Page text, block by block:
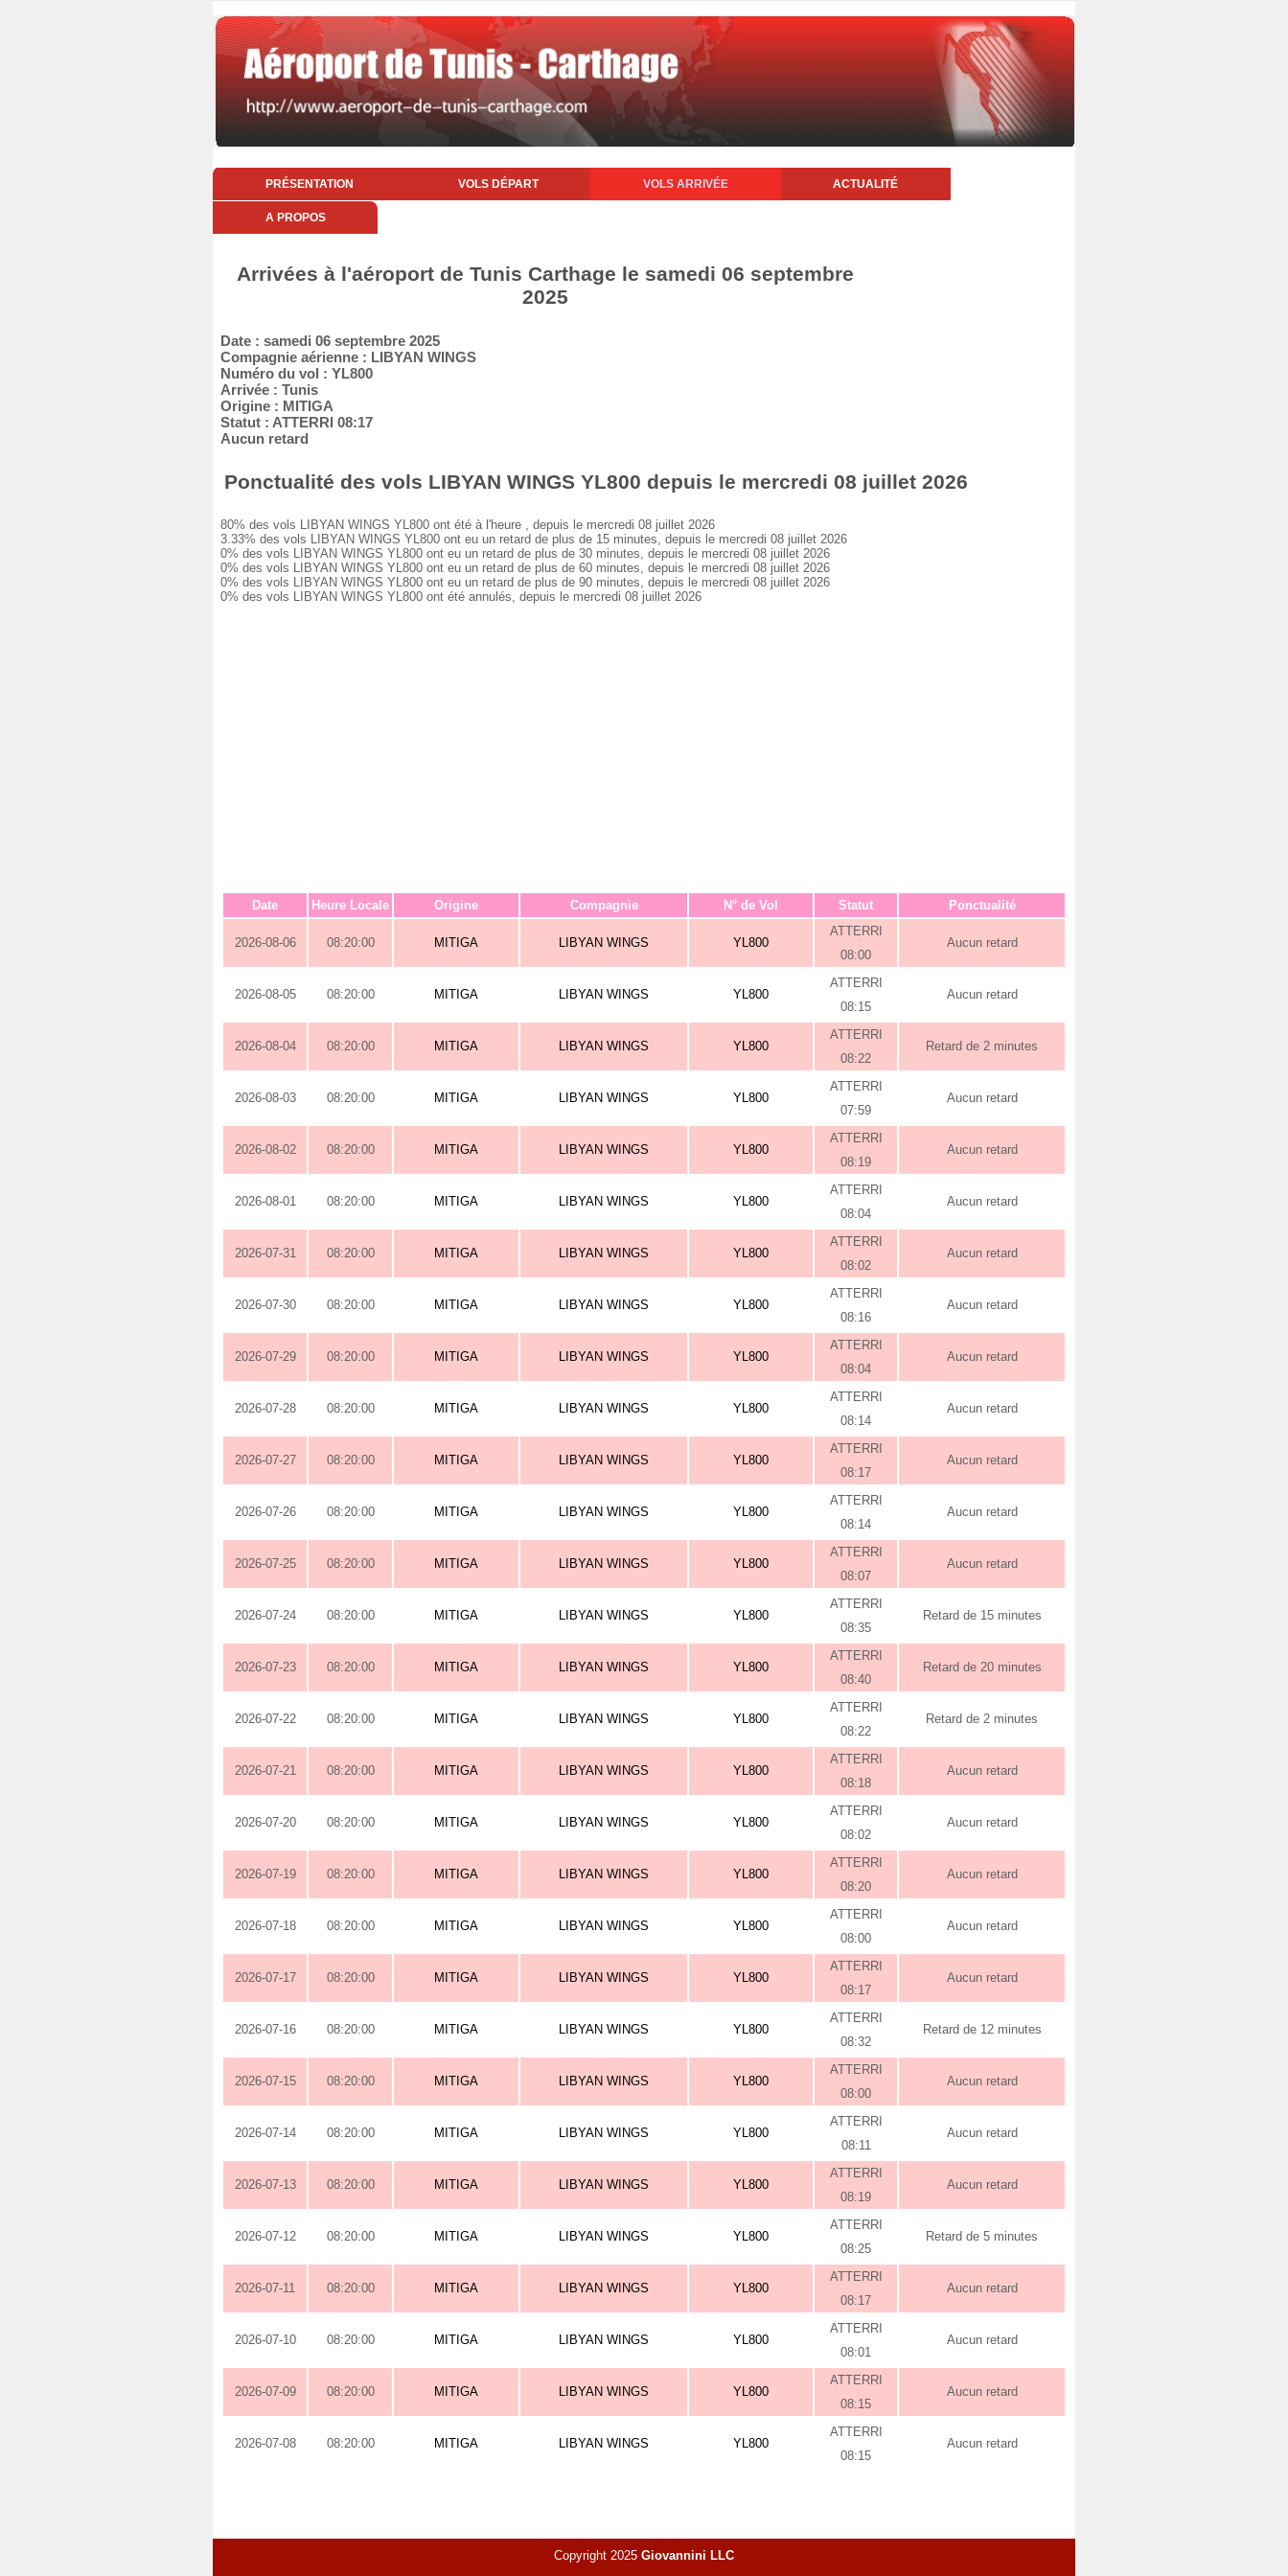
PRÉSENTATION VOLS DÉPART VOLS ARRIVÉE ACTUALITÉ
A PROPOS
Arrivées à l'aéroport de Tunis Carthage le samedi 06 septembre
2025
Date : samedi 06 septembre 2025
Compagnie aérienne : LIBYAN WINGS
Numéro du vol : YL800
Arrivée : Tunis
Origine : MITIGA
Statut : ATTERRI 08:17
Aucun retard
Ponctualité des vols LIBYAN WINGS YL800 depuis le mercredi 08 juillet 2026
80% des vols LIBYAN WINGS YL800 ont été à l'heure , depuis le mercredi 08 juillet 2026
3.33% des vols LIBYAN WINGS YL800 ont eu un retard de plus de 15 minutes, depuis le mercredi 08 juillet 2026
0% des vols LIBYAN WINGS YL800 ont eu un retard de plus de 30 minutes, depuis le mercredi 08 juillet 2026
0% des vols LIBYAN WINGS YL800 ont eu un retard de plus de 60 minutes, depuis le mercredi 08 juillet 2026
0% des vols LIBYAN WINGS YL800 ont eu un retard de plus de 90 minutes, depuis le mercredi 08 juillet 2026
0% des vols LIBYAN WINGS YL800 ont été annulés, depuis le mercredi 08 juillet 2026
Date Heure Locale Origine Compagnie N° de Vol Statut Ponctualité
2026-08-06 08:20:00 MITIGA LIBYAN WINGS YL800
ATTERRI
08:00
Aucun retard
2026-08-05 08:20:00 MITIGA LIBYAN WINGS YL800
ATTERRI
08:15
Aucun retard
2026-08-04 08:20:00 MITIGA LIBYAN WINGS YL800
ATTERRI
08:22
Retard de 2 minutes
2026-08-03 08:20:00 MITIGA LIBYAN WINGS YL800
ATTERRI
07:59
Aucun retard
2026-08-02 08:20:00 MITIGA LIBYAN WINGS YL800
ATTERRI
08:19
Aucun retard
2026-08-01 08:20:00 MITIGA LIBYAN WINGS YL800
ATTERRI
08:04
Aucun retard
2026-07-31 08:20:00 MITIGA LIBYAN WINGS YL800
ATTERRI
08:02
Aucun retard
2026-07-30 08:20:00 MITIGA LIBYAN WINGS YL800
ATTERRI
08:16
Aucun retard
2026-07-29 08:20:00 MITIGA LIBYAN WINGS YL800
ATTERRI
08:04
Aucun retard
2026-07-28 08:20:00 MITIGA LIBYAN WINGS YL800
ATTERRI
08:14
Aucun retard
2026-07-27 08:20:00 MITIGA LIBYAN WINGS YL800
ATTERRI
08:17
Aucun retard
2026-07-26 08:20:00 MITIGA LIBYAN WINGS YL800
ATTERRI
08:14
Aucun retard
2026-07-25 08:20:00 MITIGA LIBYAN WINGS YL800
ATTERRI
08:07
Aucun retard
2026-07-24 08:20:00 MITIGA LIBYAN WINGS YL800
ATTERRI
08:35
Retard de 15 minutes
2026-07-23 08:20:00 MITIGA LIBYAN WINGS YL800
ATTERRI
08:40
Retard de 20 minutes
2026-07-22 08:20:00 MITIGA LIBYAN WINGS YL800
ATTERRI
08:22
Retard de 2 minutes
2026-07-21 08:20:00 MITIGA LIBYAN WINGS YL800
ATTERRI
08:18
Aucun retard
2026-07-20 08:20:00 MITIGA LIBYAN WINGS YL800
ATTERRI
08:02
Aucun retard
2026-07-19 08:20:00 MITIGA LIBYAN WINGS YL800
ATTERRI
08:20
Aucun retard
2026-07-18 08:20:00 MITIGA LIBYAN WINGS YL800
ATTERRI
08:00
Aucun retard
2026-07-17 08:20:00 MITIGA LIBYAN WINGS YL800
ATTERRI
08:17
Aucun retard
2026-07-16 08:20:00 MITIGA LIBYAN WINGS YL800
ATTERRI
08:32
Retard de 12 minutes
2026-07-15 08:20:00 MITIGA LIBYAN WINGS YL800
ATTERRI
08:00
Aucun retard
2026-07-14 08:20:00 MITIGA LIBYAN WINGS YL800
ATTERRI
08:11
Aucun retard
2026-07-13 08:20:00 MITIGA LIBYAN WINGS YL800
ATTERRI
08:19
Aucun retard
2026-07-12 08:20:00 MITIGA LIBYAN WINGS YL800
ATTERRI
08:25
Retard de 5 minutes
2026-07-11 08:20:00 MITIGA LIBYAN WINGS YL800
ATTERRI
08:17
Aucun retard
2026-07-10 08:20:00 MITIGA LIBYAN WINGS YL800
ATTERRI
08:01
Aucun retard
2026-07-09 08:20:00 MITIGA LIBYAN WINGS YL800
ATTERRI
08:15
Aucun retard
2026-07-08 08:20:00 MITIGA LIBYAN WINGS YL800
ATTERRI
08:15
Aucun retard
Copyright 2025 Giovannini LLC